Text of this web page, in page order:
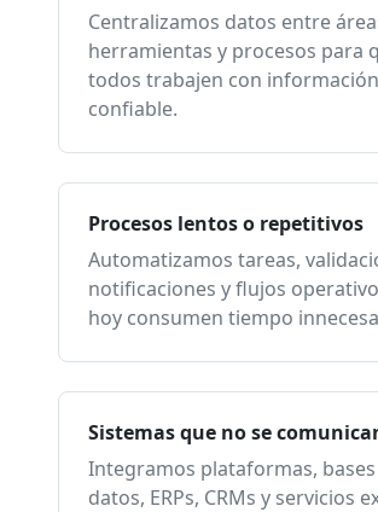
Centralizamos datos entre
herramientas y procesos para
todos trabajen con información
confiable.
Procesos lentos o repetitivos
Automatizamos tareas,
notificaciones y flujos
hoy consumen tiempo
Sistemas que no se
Integramos plataformas,
datos, ERPs, CRMs y servicios